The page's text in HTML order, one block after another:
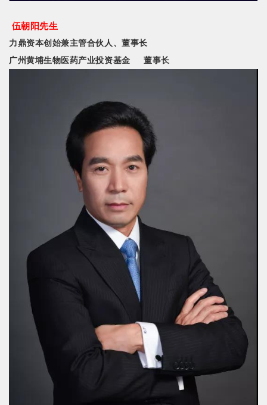
伍朝阳先生
力鼎资本创始兼主管合伙人、董事长
广州黄埔生物医药产业投资基金董事长